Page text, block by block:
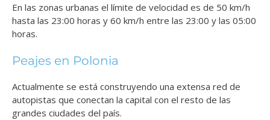
En las zonas urbanas el límite de velocidad es de 50 km/h
hasta las 23:00 horas y 60 km/h entre las 23:00 y las 05:00
horas.
Peajes en Polonia
Actualmente se está construyendo una extensa red de
autopistas que conectan la capital con el resto de las
grandes ciudades del país.